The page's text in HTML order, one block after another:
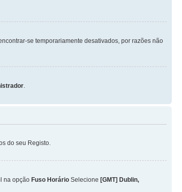
se temporariamente desativados, por razões não
.
do seu Registo.
na opção Fuso Horário Selecione [GMT] Dublin,